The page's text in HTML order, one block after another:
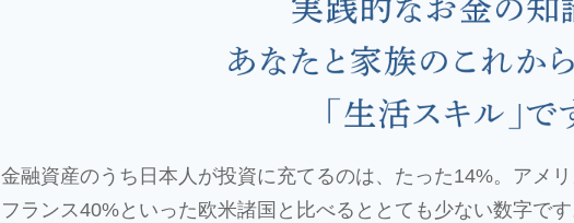
金融資産のうち日本人が投資に充てるのは、たった14%。アメ
フランス40%といった欧米諸国と比べるととても少ない数字です